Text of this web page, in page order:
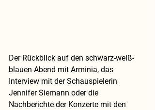
Der Rückblick auf den schwarz-weiß-
blauen Abend mit Arminia, das
Interview mit der Schauspielerin
Jennifer Siemann oder die
Nachberichte der Konzerte mit den